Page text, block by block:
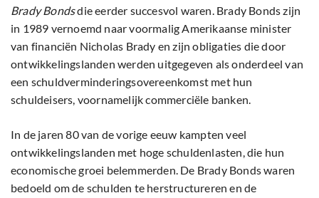
Brady Bondsdie eerder succesvol waren. Brady Bonds zijn
in 1989 vernoemd naar voormalig Amerikaanse minister
van financiën Nicholas Brady en zijn obligaties die door
ontwikkelingslanden werden uitgegeven als onderdeel van
een schuldverminderingsovereenkomst met hun
schuldeisers, voornamelijk commerciële banken.
In de jaren 80 van de vorige eeuw kampten veel
ontwikkelingslanden met hoge schuldenlasten, die hun
economische groei belemmerden. De Brady Bonds waren
bedoeld om de schulden te herstructureren en de